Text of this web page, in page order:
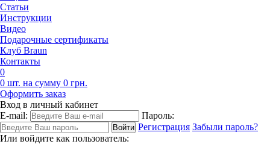
Статьи
Инструкции
Видео
Подарочные сертификаты
Клуб Braun
Контакты
0
0 шт. на сумму 0 грн.
Оформить заказ
Вход в личный кабинет
E-mail:
Пароль:
Регистрация Забыли пароль?
Или войдите как пользователь: